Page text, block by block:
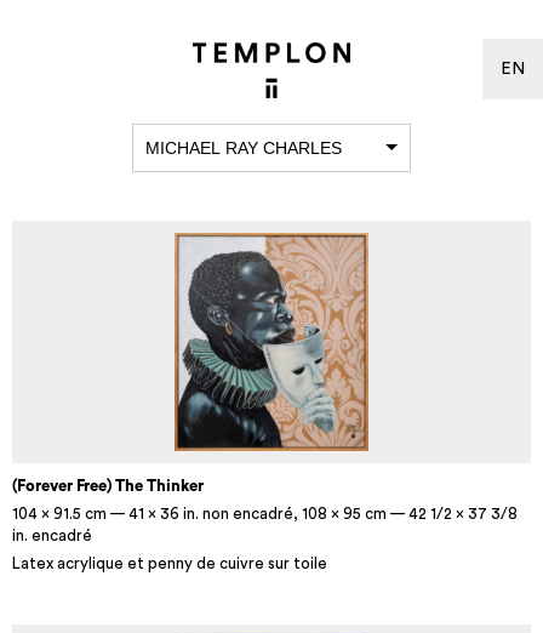
EN
MICHAEL RAY CHARLES
(Forever Free) The Thinker
104 x 91.5 cm — 41 x 36 in. non encadré, 108 x 95 cm — 42 1/2 x 37 3/8
in. encadré
Latex acrylique et penny de cuivre sur toile